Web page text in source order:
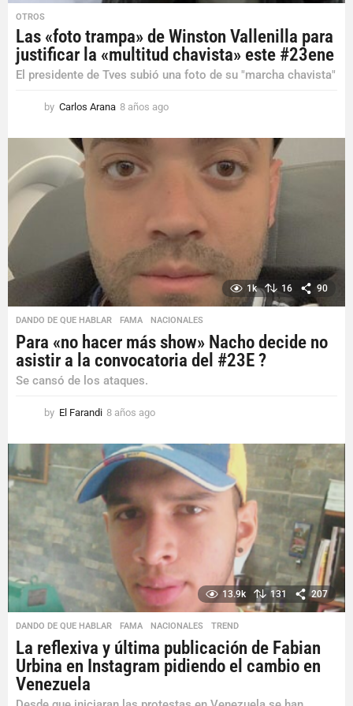
OTROS
Las «foto trampa» de Winston Vallenilla para
justificar la «multitud chavista» este #23ene
El presidente de Tves subió una foto de su "marcha chavista"
by Carlos Arana 8 años ago
ñ
1k 16 90
DANDO DE QUE HABLAR ,FAMA ,NACIONALES
Para «no hacer más show» Nacho decide no
asistir a la convocatoria del #23E ?
Se cansó de los ataques.
by El Farandi 8 años ago
ñ
o
a
g
13.9k 131 207
DANDO DE QUE HABLAR ,FAMA ,NACIONALES ,TREND
La reflexiva y última publicación de Fabian
Urbina en Instagram pidiendo el cambio en
Venezuela